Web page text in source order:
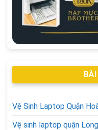
Vệ Sinh Laptop Quận
Vệ sinh laptop quận